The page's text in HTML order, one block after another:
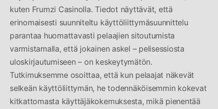
kuten Frumzi Casinolla. Tiedot näyttävät, että
erinomaisesti suunniteltu käyttöliittymäsuunnittelu
parantaa huomattavasti pelaajien sitoutumista
varmistamalla, että jokainen askel – pelisessiosta
uloskirjautumiseen – on keskeytymätön.
Tutkimuksemme osoittaa, että kun pelaajat näkevät
selkeän käyttöliittymän, he todennäköisemmin kokevat
kitkattomasta käyttäjäkokemuksesta, mikä pienentää